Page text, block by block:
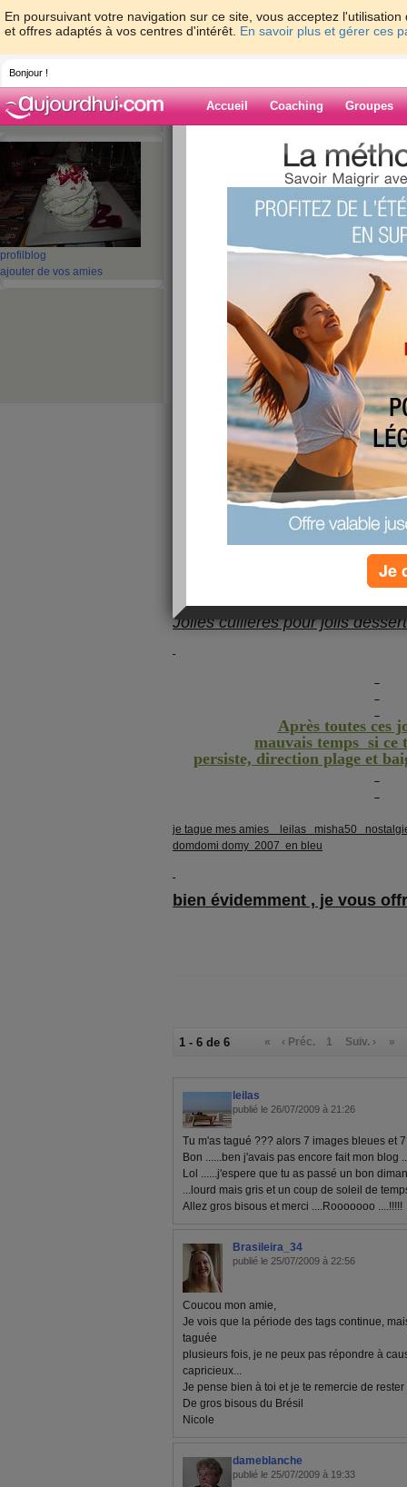
En poursuivant votre navigation sur ce site, vous acceptez
et offres adaptés à vos centres d'intérêt. En savoir plus et gérer ces
Bonjour !
Accueil Coaching Groupes
profil blog
ajouter de vos amies
> > Coucou
Blog de ascot
Coucou venez
espere que vous passez une
en ce moment , il y en a plein
de ces arcs en ciel entre pluie
et beau temps.................
Mettons à nos pieds de
Jolies cuillères pour jolis
Après toutes ces
mauvais temps si ce
persiste, direction plage et
je tague mes amies leilas misha50
domdomi domy 2007 en bleu
bien évidemment , je vous
1 - 6 de 6 « ‹ Préc. 1 Suiv. › »
leilas
publié le 26/07/2009 à 21:26
Tu m'as tagué ??? alors 7 images bleues et
Bon ......ben j'avais pas encore fait mon blog
Lol ......j'espere que tu as passé un bon
...lourd mais gris et un coup de soleil de
Allez gros bisous et merci ....Rooooooo ....!!!!!
Brasileira_34
publié le 25/07/2009 à 22:56
Coucou mon amie,
Je vois que la période des tags continue,
taguée
plusieurs fois, je ne peux pas répondre à
capricieux...
Je pense bien à toi et je te remercie de
De gros bisous du Brésil
Nicole
dameblanche
publié le 25/07/2009 à 19:33
Je